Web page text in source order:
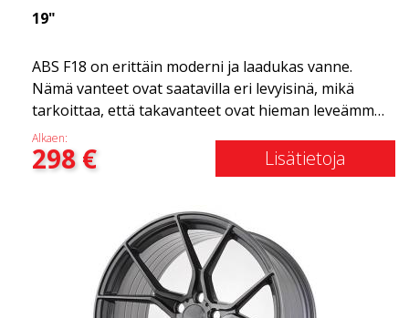
19"
ABS F18 on erittäin moderni ja laadukas vanne.
Nämä vanteet ovat saatavilla eri levyisinä, mikä
tarkoittaa, että takavanteet ovat hieman leveämmät
kuin etuvanteet. Tämä antaa autolle kovan ilmeen,
joka usein yhdistetään kilpa-ajoon. (Ne ovat myös
saatavilla neliömäisenä kokoonpanona.) Toisin
urheilullisemman ulkonäön. Samalla haluamme
korostaa, että nämä vanteet tarjoavat
uskomattoman hyvän suorituskyvyn suhteessa
niiden hintaan. Edistynyt Flow Forming -
tuotantotekniikka tekee vanteista sekä vahvempia
Alkaen:
298€ Lisätietoja